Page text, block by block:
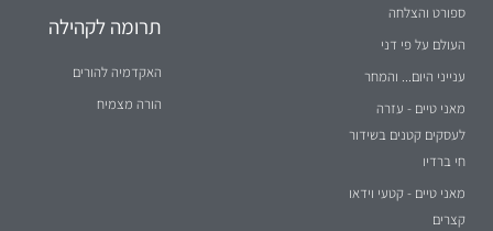
ספורט והצלחה
העולם על פי דני
ענייני היום... והמחר
מאני טיים - עזרה
לעסקים קטנים בשידור
חי ברדיו
מאני טיים - קטעי וידאו
קצרים
תרומה לקהילה
האקדמיה להורים
הורה מצמיח